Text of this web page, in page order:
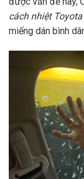
cách nhiệt
miếng dán bình